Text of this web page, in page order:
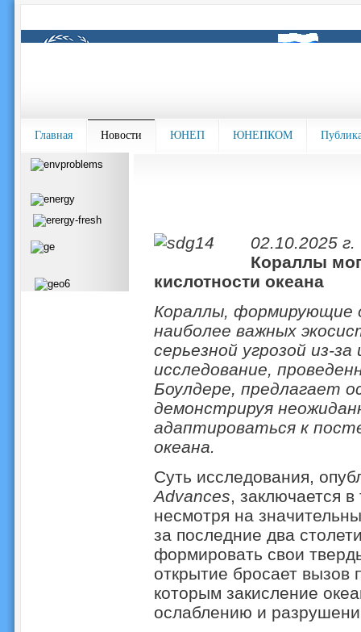
Главная Новости ЮНЕП ЮНЕПКОМ
02.10.2025 г.
Кораллы
кислотности океана
Кораллы, формирующие
наиболее важных
серьезной угрозой из-
исследование,
Боулдере, предлагает
демонстрируя
адаптироваться к
океана.
Суть исследования,
Advances, заключается
несмотря на
за последние два
формировать свои
открытие бросает вызов
которым закисление
ослаблению и